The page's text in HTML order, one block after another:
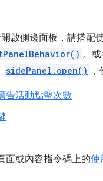
啟側邊面板，請搭配
。
sidePanel.open()
告活動點擊次數
面或內容指令碼上的使